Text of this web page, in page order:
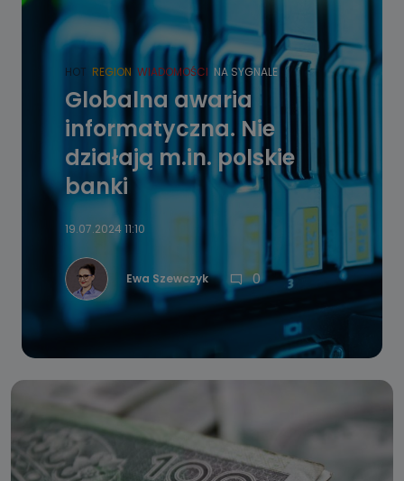
HOT REGION WIADOMOŚCI NA SYGNALE
Globalna awaria
informatyczna. Nie
działają m.in. polskie
banki
19.07.2024 11:10
Ewa Szewczyk 0